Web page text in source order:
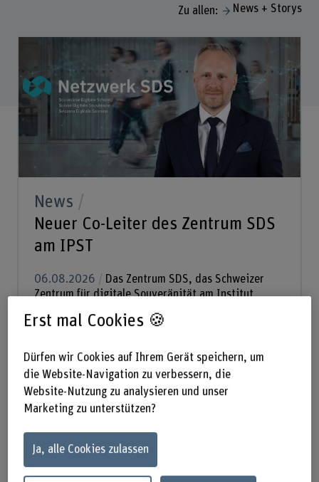
Zu allen: News + Storys
News
Neuer Co-Leiter des Zentrum SDS
am IPST
06.08.2026
Das Zentrum SDS, das Schweizer
Zentrum für digitale Souveränität am Institut
Fachhochschule, verstärkt seine Führung: Ab 1.
Erst mal Cookies 🍪
Dürfen wir Cookies auf Ihrem Gerät speichern, um
die Website-Navigation zu verbessern, die
Website-Nutzung zu analysieren und unser
Marketing zu unterstützen?
Ja, alle Cookies zulassen